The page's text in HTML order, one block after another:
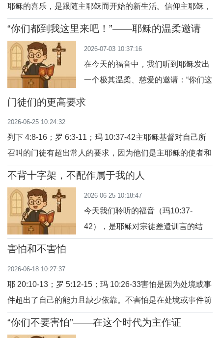
耶稣的喜乐，是跟随主耶稣而开始的新生活。信仰主耶稣，
我们在每一个境遇中都充满了希望和喜乐，在劳苦中学会休
督降生成人，将天国的福音带给了我们。福音，就是好消
息，就是喜乐之泉。先教宗方济各在他刚上任宗
“你们都到我这里来吧！”——耶稣的温柔邀请
2026-07-03 10:37:16
在今天的福音中，我们听到耶稣发出
一个极其温柔、慈爱的邀请：“你们这
颗疲惫灵魂所渴望听到的话。让我们
一起深入默想这段话，看看耶稣在向
我们每一个人说什么。一、主的启示
开
门徒们的更高要求
2026-06-25 10:24:32
列下 4:8-16；罗 6:3-11；玛 10:37-42主耶稣基督对自己所
召叫的门徒有超出常人的要求，因为他们是主耶稣的使者和
福音的化身。在今天的主日福音中，我们一起聆听主耶稣对
的善行，接待天主的人，接受自己的福气。1、门徒的更高
要求天主子耶稣基督对自己特别拣选的门
不背十字架，不配作属于我的人
2026-06-25 10:18:47
今天我们聆听的福音（玛10:37-
42），是耶稣对宗徒差遣训言的结
己的十字架跟随我，不配作属于我的
人。”这是一段很强烈的语言，也是很
多人读来感到“不舒服”的段落。但若
害怕和不害怕
2026-06-18 10:27:37
耶 20:10-13；罗 5:12-15；玛 10:26-33害怕是因为处境或事
件超出了自己的能力且缺少依靠。不害怕是在处境或事件前
有能力且有靠山。主耶稣基督就是我们基督徒的靠山，祂陪
“你们不要害怕”——在这个时代为主作证